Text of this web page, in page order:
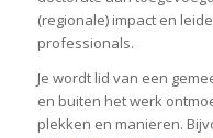
(regionale) impact en
professionals.
Je wordt lid van een
en buiten het werk
plekken en manieren.